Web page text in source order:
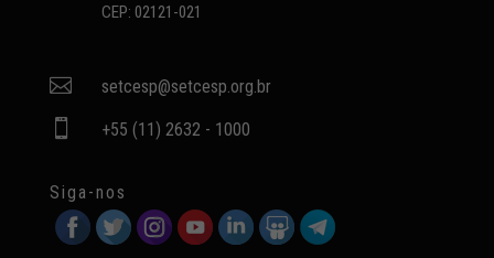
CEP: 02121-021
 setcesp@setcesp.org.br
 +55 (11) 2632 - 1000
Siga-nos